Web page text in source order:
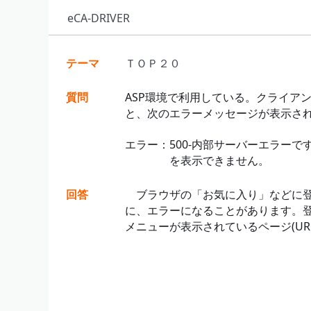
eCA-DRIVER
テーマ ＴＯＰ２０
質問
ASP環境で利用している。クライア
と、次のエラーメッセージが表示さ
エラー：500-内部サーバーエラーで
を表示できません。
回答
ブラウザの「お気に入り」などに
に、エラーになることがあります。
メニューが表示されているページ